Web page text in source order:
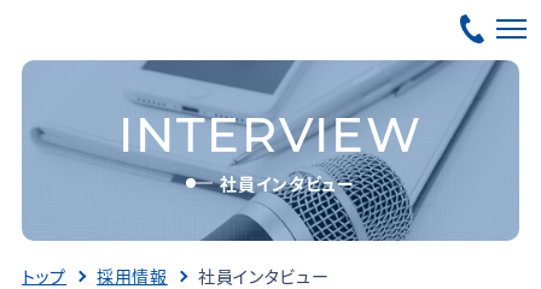
INTERVIEW
社員インタビュー
トップ 採用情報 社員インタビュー